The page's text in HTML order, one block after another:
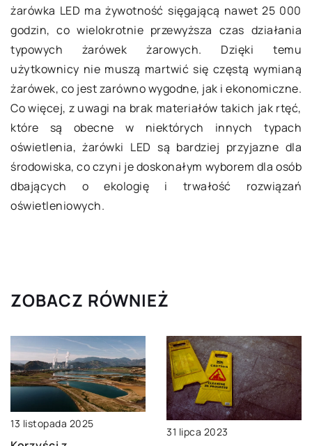
żarówka LED ma żywotność sięgającą nawet 25 000
godzin, co wielokrotnie przewyższa czas działania
typowych żarówek żarowych. Dzięki temu
użytkownicy nie muszą martwić się częstą wymianą
żarówek, co jest zarówno wygodne, jak i ekonomiczne.
Co więcej, z uwagi na brak materiałów takich jak rtęć,
które są obecne w niektórych innych typach
oświetlenia, żarówki LED są bardziej przyjazne dla
środowiska, co czyni je doskonałym wyborem dla osób
dbających o ekologię i trwałość rozwiązań
oświetleniowych.
ZOBACZ RÓWNIEŻ
13 listopada 2025
31 lipca 2023